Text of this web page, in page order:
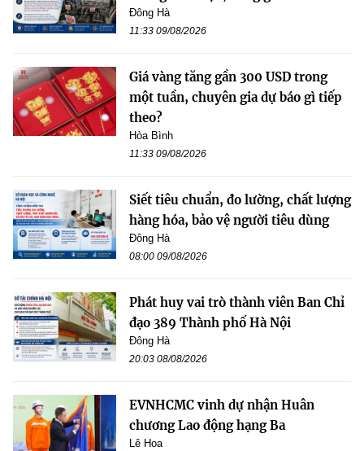
Đông Hà
11:33 09/08/2026
Giá vàng tăng gần 300 USD trong
một tuần, chuyên gia dự báo gì tiếp
theo?
Hòa Bình
11:33 09/08/2026
Siết tiêu chuẩn, đo lường, chất lượng
hàng hóa, bảo vệ người tiêu dùng
Đông Hà
08:00 09/08/2026
Phát huy vai trò thành viên Ban Chỉ
đạo 389 Thành phố Hà Nội
Đông Hà
20:03 08/08/2026
EVNHCMC vinh dự nhận Huân
chương Lao động hạng Ba
Lê Hoa